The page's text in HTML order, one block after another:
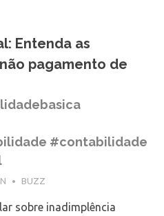
Entenda as
pagamento de
#contabilidade
BUZZ
sobre inadimplência